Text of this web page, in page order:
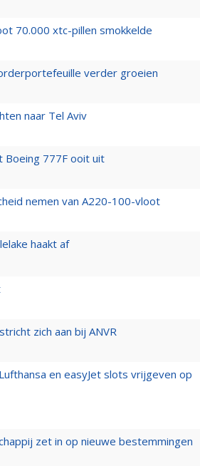
70.000 xtc-pillen smokkelde
verder groeien
naar Tel Aviv
Boeing 777F ooit uit
nemen van A220-100-vloot
haakt af
zich aan bij ANVR
en easyJet slots vrijgeven op
zet in op nieuwe bestemmingen